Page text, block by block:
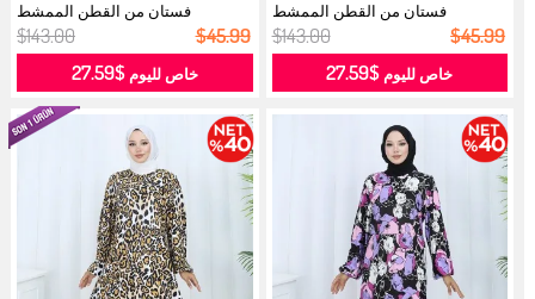
فستان من القطن الممشط
المنقوش 2136-...$143.00 $45.99
خاص لليوم $27.59
فستان من القطن الممشط
المنقوش 2136A...$143.00 $45.99
خاص لليوم$27.59